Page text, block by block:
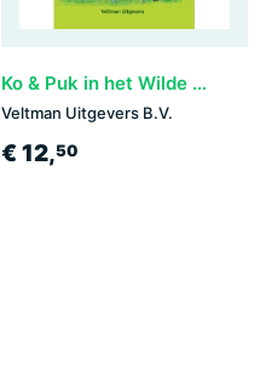
Ko & Puk in het Wilde Westen
Veltman Uitgevers B.V.
€ 12,50